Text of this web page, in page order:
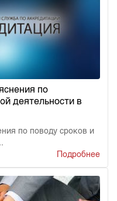
по
деятельности в
по поводу сроков и
Подробнее